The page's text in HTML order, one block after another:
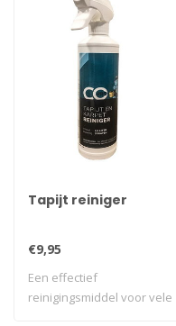
Tapijt reiniger
€9,95
Een effectief
reinigingsmiddel voor vele